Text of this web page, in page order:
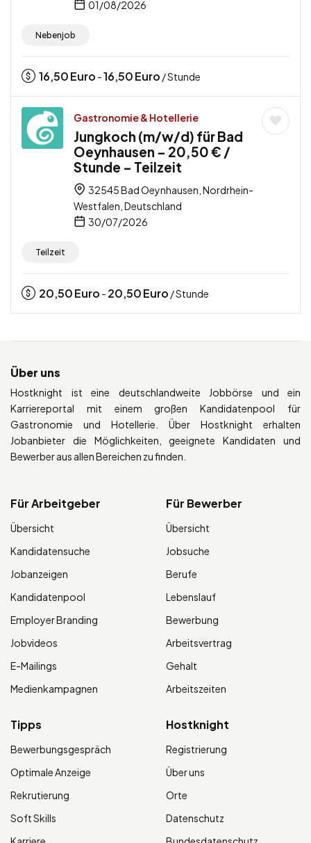
01/08/2026
Nebenjob
16,50Euro -16,50Euro / Stunde
Gastronomie & Hotellerie
Jungkoch (m/w/d) für Bad
Oeynhausen – 20,50 € /
Stunde – Teilzeit
32545 Bad Oeynhausen, Nordrhein-
Westfalen, Deutschland
30/07/2026
Teilzeit
20,50Euro - 20,50Euro / Stunde
Über uns
Hostknight ist eine deutschlandweite Jobbörse und ein
Karriereportal mit einem großen Kandidatenpool für
Gastronomie und Hotellerie. Über Hostknight erhalten
Jobanbieter die Möglichkeiten, geeignete Kandidaten und
Bewerber aus allen Bereichen zu finden.
Für Arbeitgeber
Übersicht
Kandidatensuche
Jobanzeigen
Kandidatenpool
Employer Branding
Jobvideos
E-Mailings
Medienkampagnen
Für Bewerber
Übersicht
Jobsuche
Berufe
Lebenslauf
Bewerbung
Arbeitsvertrag
Gehalt
Arbeitszeiten
Tipps
Bewerbungsgespräch
Optimale Anzeige
Rekrutierung
Soft Skills
Hostknight
Registrierung
Über uns
Orte
Datenschutz